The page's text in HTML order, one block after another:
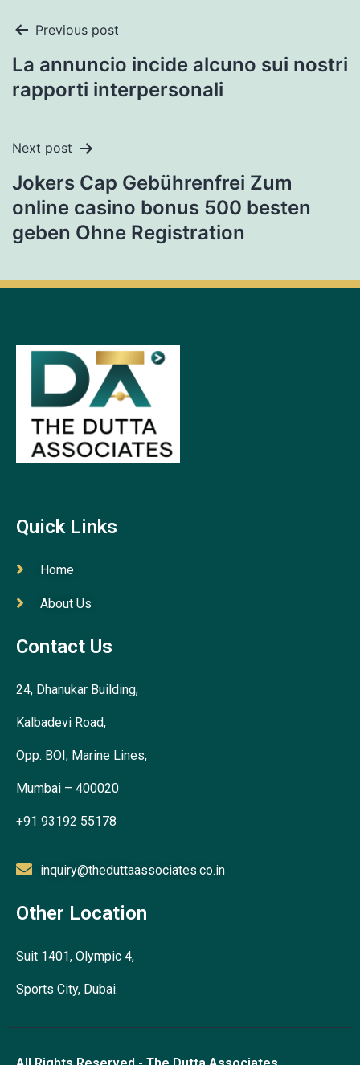
Previous post
La annuncio incide alcuno sui nostri
rapporti interpersonali
Next post
Jokers Cap Gebührenfrei Zum
online casino bonus 500 besten
geben Ohne Registration
Quick Links
Home
About Us
Contact Us
24, Dhanukar Building,
Kalbadevi Road,
Opp. BOI, Marine Lines,
Mumbai – 400020
+91 93192 55178
inquiry@theduttaassociates.co.in
Other Location
Suit 1401, Olympic 4,
Sports City, Dubai.